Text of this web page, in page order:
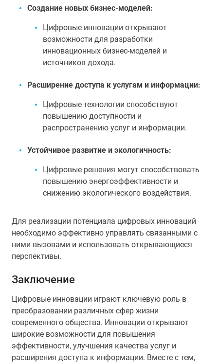
Создание новых бизнес-моделей:
Цифровые инновации открывают
возможности для разработки
инновационных бизнес-моделей и
источников дохода.
Расширение доступа к услугам и информации:
Цифровые технологии способствуют
повышению доступности и
распространению услуг и информации.
Устойчивое развитие и экологичность:
Цифровые решения могут способствовать
повышению энергоэффективности и
снижению экологического воздействия.
Для реализации потенциала цифровых инноваций
необходимо эффективно управлять связанными с
ними вызовами и использовать открывающиеся
перспективы.
Заключение
Цифровые инновации играют ключевую роль в
преобразовании различных сфер жизни
современного общества. Инновации открывают
широкие возможности для повышения
эффективности, улучшения качества услуг и
расширения доступа к информации. Вместе с тем,